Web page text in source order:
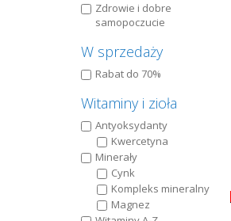
Zdrowie i dobre
samopoczucie
W sprzedaży
Rabat do 70%
Witaminy i zioła
Antyoksydanty
Kwercetyna
Minerały
Cynk
Kompleks mineralny
Magnez